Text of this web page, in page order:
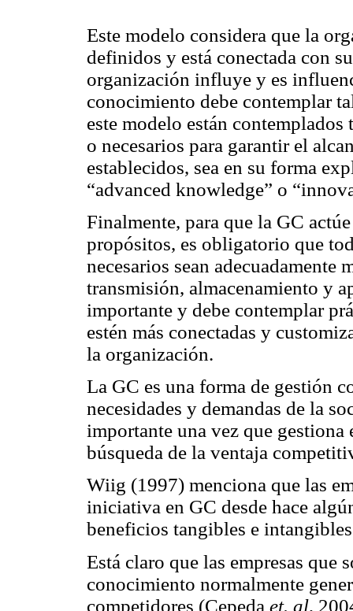
Este modelo considera que la
definidos y está conectada con
organización influye y es
conocimiento debe contemplar
este modelo están
o necesarios para garantir el
establecidos, sea en su forma
“advanced knowledge” o
Finalmente, para que la GC
propósitos, es obligatorio que
necesarios sean adecuadamente
transmisión, almacenamiento y
importante y debe contemplar
estén más conectadas y
la organización.
La GC es una forma de gestión
necesidades y demandas de la
importante una vez que
búsqueda de la ventaja
Wiig (1997) menciona que las
iniciativa en GC desde hace
beneficios tangibles e
Está claro que las empresas que
conocimiento normalmente
competidores (Cepeda et. al,